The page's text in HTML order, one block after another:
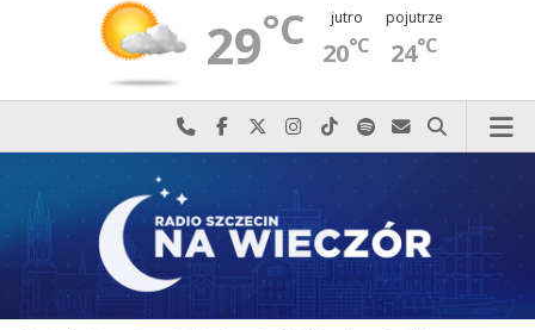
29°C jutro
20°C
pojutrze
24°C
Najlepiej po prostu do nas zadzwoń
Odwiedź nas na Facebook-u
Odwiedź nas na X
Odwiedź nas na Instagram-ie
Odwiedź nas na TikTok-u
Szukaj nas na Spotify
Wyślij do nas
Szukaj